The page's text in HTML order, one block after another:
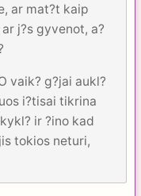
ar mat?t kaip
j?s gyvenot, a?
vaik? g?jai aukl?
i?tisai tikrina
ir ?ino kad
tokios neturi,